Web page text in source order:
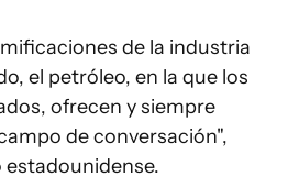
de la industria
el petróleo, en la que los
ofrecen y siempre
de conversación",